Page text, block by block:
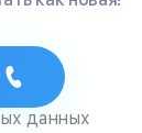
данных